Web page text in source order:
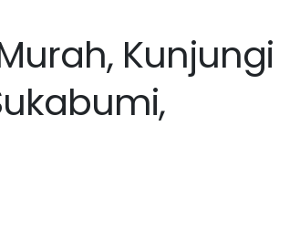
Kunjungi